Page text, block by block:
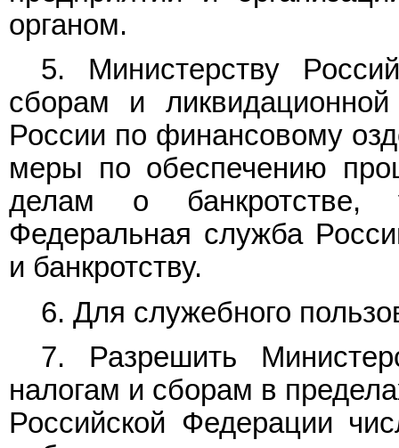
органом.
5. Министерству
сборам и
России по финансовому
меры по обеспечению
делам о банкротстве,
Федеральная служба
и банкротству.
6. Для служебного
7. Разрешить
налогам и сборам в
Российской Федерации